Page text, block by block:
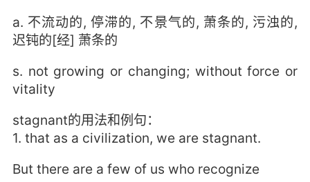
a. 不流动的, 停滞的, 不景气的, 萧条的, 污浊的,
迟钝的[经] 萧条的
s. not growing or changing; without force or
vitality
stagnant的用法和例句：
1. that as a civilization, we are stagnant.
But there are a few of us who recognize